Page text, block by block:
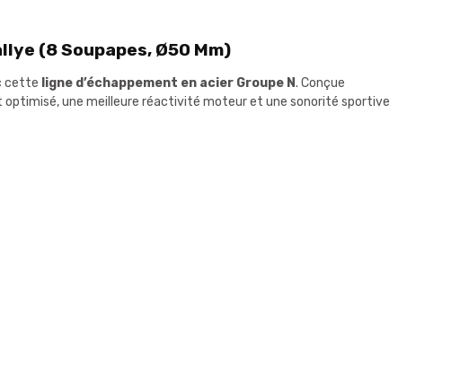
(8 Soupapes, Ø50 Mm)
cette ligne d’échappement en acier Groupe N. Conçue
optimisé, une meilleure réactivité moteur et une sonorité sportive